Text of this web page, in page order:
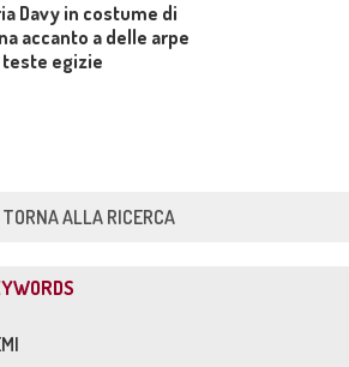
Davy in costume di
accanto a delle arpe
teste egizie
TORNA ALLA RICERCA